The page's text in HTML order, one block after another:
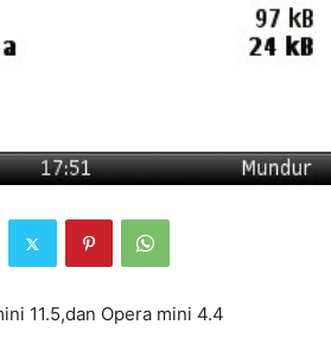
11.5,dan Opera mini 4.4